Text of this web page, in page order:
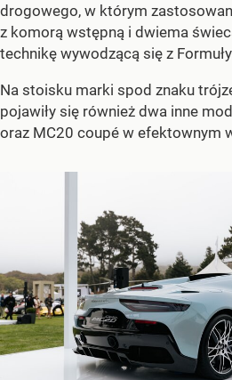
drogowego, w którym
z komorą wstępną i dwiema
technikę wywodzącą się z
Na stoisku marki spod znaku
pojawiły się również dwa inne
oraz MC20 coupé w efektownym